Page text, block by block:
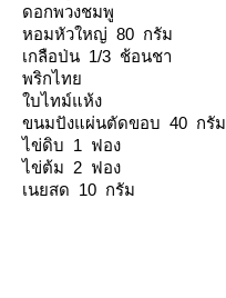
ดอกพวงชมพู
หอมหัวใหญ่ 80 กรัม
เกลือป่น 1/3 ช้อนชา
พริกไท
บไทม์แห้ง
ขนมปังแผ่นตัดขอบ 40 กรัม
ไข่ดิบ 1 ฟอง
ไข่ต้ม 2 ฟอง
เนยสด 10 กรัม